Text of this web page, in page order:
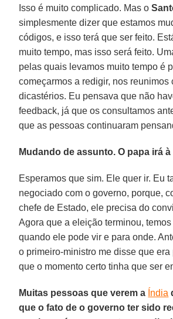
Isso é muito complicado. Mas o
simplesmente dizer que estamos
códigos, e isso terá que ser feito.
muito tempo, mas isso será feito.
pelas quais levamos muito tempo é
começarmos a redigir, nos reunimos
dicastérios. Eu pensava que não
feedback, já que os consultamos
que as pessoas continuaram
Mudando de assunto. O papa irá à
Esperamos que sim. Ele quer ir. Eu
negociado com o governo, porque,
chefe de Estado, ele precisa do
Agora que a eleição terminou,
quando ele pode vir e para onde.
o primeiro-ministro me disse que
que o momento certo tinha que ser
Muitas pessoas que verem a Índia
que o fato de o governo ter sido